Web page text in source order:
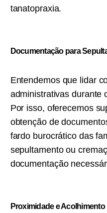
tanatopraxia.
Documentação para
Entendemos que lidar
administrativas durante
Por isso, oferecemos
obtenção de
fardo burocrático das
sepultamento ou
documentação
Proximidade e Acolhimento